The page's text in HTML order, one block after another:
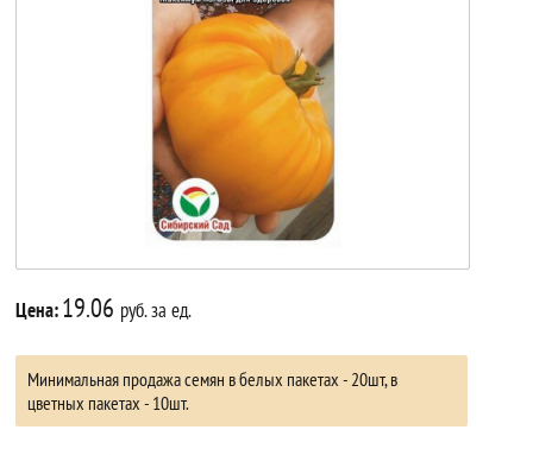
Цена:19.06 руб. за ед.
Минимальная продажа семян в белых пакетах - 20шт, в
цветных пакетах - 10шт.